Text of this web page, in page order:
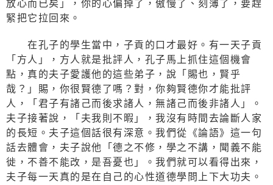
放心而已矣」，你的心偏掉了，傲慢了、刻薄了，要趕
緊把它拉回來。
在孔子的學生當中，子貢的口才最好。有一天子貢
「方人」，方人就是批評人，孔子馬上抓住這個機會
點，真的夫子愛護他的這些弟子，說「賜也，賢乎
哉？」賜，你很賢德了嗎？對，你夠賢德你才能批評
人，「君子有諸己而後求諸人，無諸己而後非諸人」。
夫子接著說，「夫我則不暇」，我沒有時間去論斷人家
的長短。夫子這個話很有深意。我們從《論語》這一句
話去體會，夫子說他「德之不修，學之不講，聞義不能
徙，不善不能改，是吾憂也」。我們就可以看得出來，
夫子每一天真的是在自己的心性道德學問上下大功夫。